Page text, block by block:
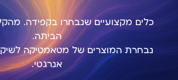
כלים מקצועיים שנבחרו בקפידה.
הביתה.
נבחרת המוצרים של מטאמטיקה
אנרגטי.